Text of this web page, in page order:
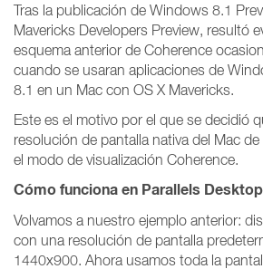
Tras la publicación de Windows 8.1
Mavericks Developers Preview, resultó
esquema anterior de Coherence
cuando se usaran aplicaciones de
8.1 en un Mac con OS X Mavericks.
Este es el motivo por el que se decidió
resolución de pantalla nativa del Mac
el modo de visualización Coherence.
Cómo funciona en Parallels
Volvamos a nuestro ejemplo anterior:
con una resolución de pantalla
1440x900. Ahora usamos toda la